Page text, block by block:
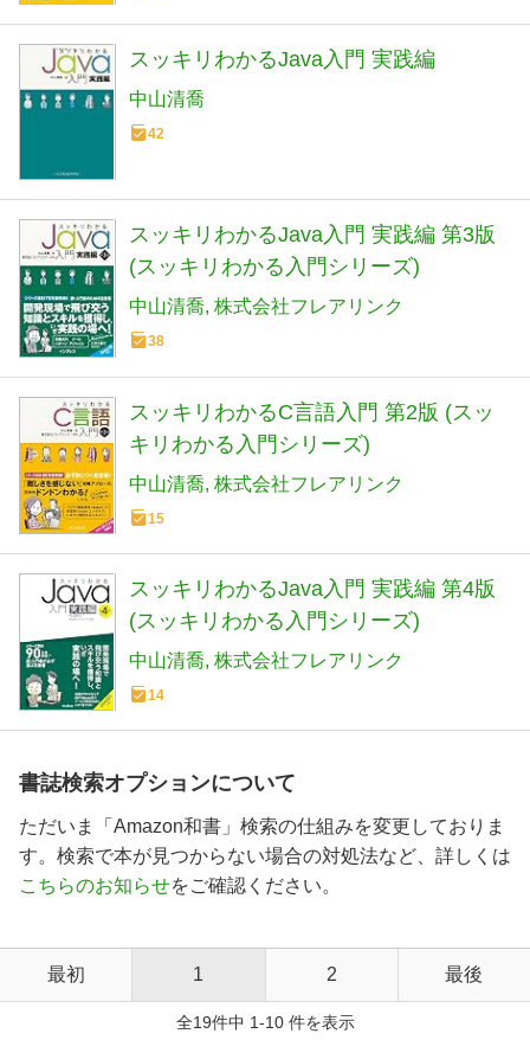
スッキリわかるJava入門 実践編
中山清喬
42
スッキリわかるJava入門 実践編 第3版
(スッキリわかる入門シリーズ)
中山清喬 株式会社フレアリンク
38
スッキリわかるC言語入門 第2版 (スッ
キリわかる入門シリーズ)
中山清喬 株式会社フレアリンク
15
スッキリわかるJava入門 実践編 第4版
(スッキリわかる入門シリーズ)
中山清喬 株式会社フレアリンク
14
書誌検索オプションについて
ただいま「Amazon和書」検索の仕組みを変更しておりま
す。検索で本が見つからない場合の対処法など、詳しくは
こちらのお知らせをご確認ください。
最初 1 2 最後
全19件中 1-10 件を表示